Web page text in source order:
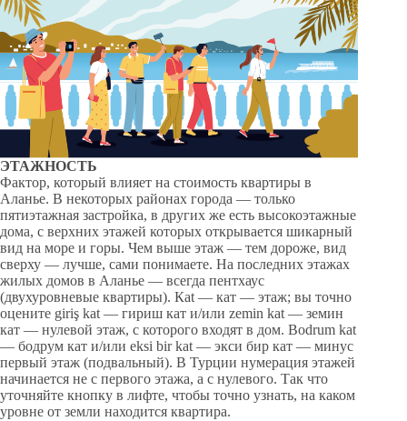
ЭТАЖНОСТЬ
Фактор, который влияет на стоимость квартиры в
Аланье. В некоторых районах города — только
пятиэтажная застройка, в других же есть высокоэтажные
дома, с верхних этажей которых открывается шикарный
вид на море и горы. Чем выше этаж — тем дороже, вид
сверху — лучше, сами понимаете. На последних этажах
жилых домов в Аланье — всегда пентхаус
(двухуровневые квартиры). Кat — кат — этаж; вы точно
оцените giriş kat — гириш кат и/или zemin kat — земин
кат — нулевой этаж, с которого входят в дом. Bodrum kat
— бодрум кат и/или eksi bir kat — экси бир кат — минус
первый этаж (подвальный). В Турции нумерация этажей
начинается не с первого этажа, а с нулевого. Так что
уточняйте кнопку в лифте, чтобы точно узнать, на каком
уровне от земли находится квартира.